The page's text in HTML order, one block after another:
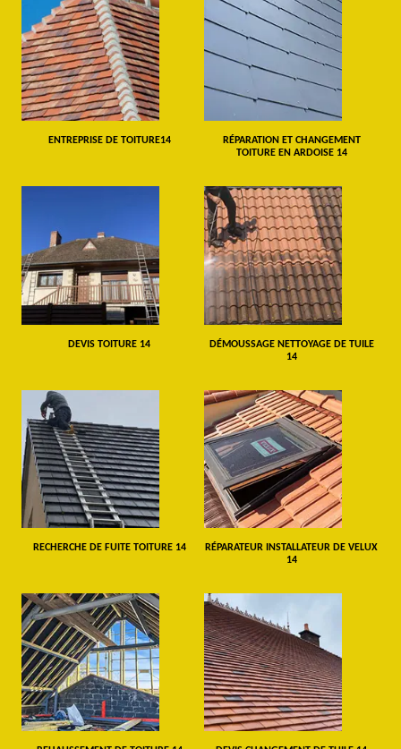
ENTREPRISE DE TOITURE14
RÉPARATION ET CHANGEMENT
TOITURE EN ARDOISE 14
DEVIS TOITURE 14
DÉMOUSSAGE NETTOYAGE DE TUILE
14
RECHERCHE DE FUITE TOITURE 14
RÉPARATEUR INSTALLATEUR DE VELUX
14